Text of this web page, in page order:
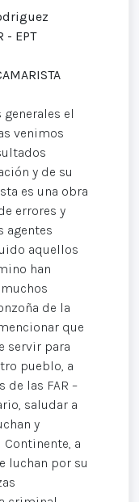
- EPT
el
venimos
y de su
es una obra
errores y
agentes
aquellos
han
de la
que
servir para
pueblo, a
las FAR –
saludar a
y
Continente, a
luchan por su